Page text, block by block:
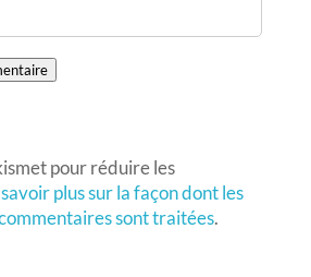
pour réduire les
plus sur la façon dont les
sont traitées.